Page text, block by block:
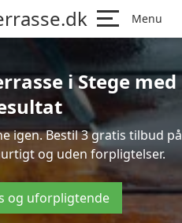
Menu
i Stege med
igen. Bestil 3 gratis tilbud på
og uden forpligtelser.
og uforpligtende